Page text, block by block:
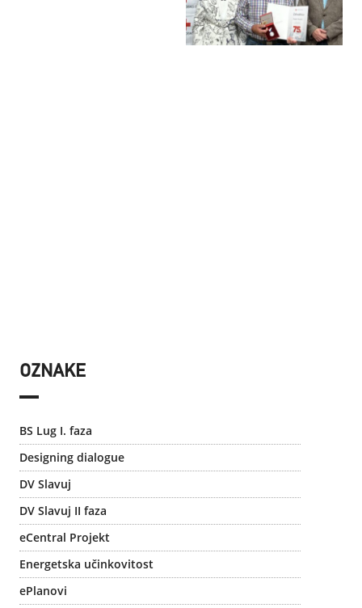
OZNAKE
BS Lug I. faza
Designing dialogue
DV Slavuj
DV Slavuj II faza
eCentral Projekt
Energetska učinkovitost
ePlanovi